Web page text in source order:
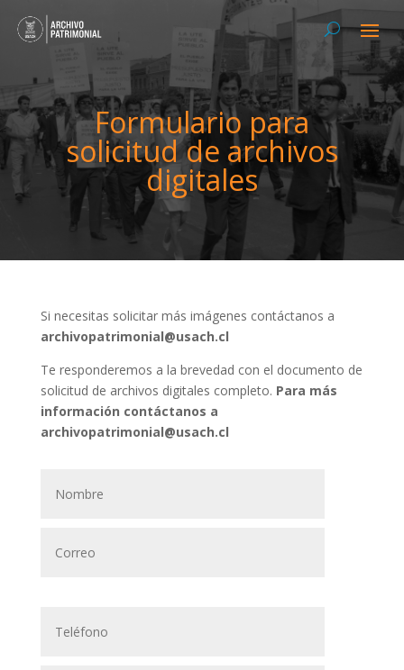
Formulario para
solicitud de archivos
digitales
Si necesitas solicitar más imágenes contáctanos a
archivopatrimonial@usach.cl
Te responderemos a la brevedad con el documento de
solicitud de archivos digitales completo. Para más
información contáctanos a
archivopatrimonial@usach.cl